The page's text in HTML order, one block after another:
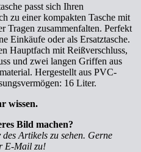
passt sich Ihren
zu einer kompakten Tasche mit
Tragen zusammenfalten. Perfekt
Einkäufe oder als Ersatztasche.
Hauptfach mit Reißverschluss,
und zwei langen Griffen aus
Hergestellt aus PVC-
16 Liter.
wissen.
Bild machen?
des Artikels zu sehen. Gerne
E-Mail zu!